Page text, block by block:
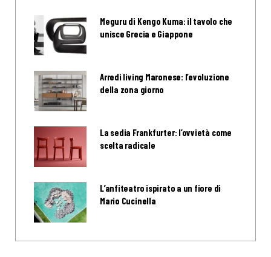
Meguru di Kengo Kuma: il tavolo che
unisce Grecia e Giappone
Arredi living Maronese: l’evoluzione
della zona giorno
La sedia Frankfurter: l’ovvietà come
scelta radicale
L’anfiteatro ispirato a un fiore di
Mario Cucinella